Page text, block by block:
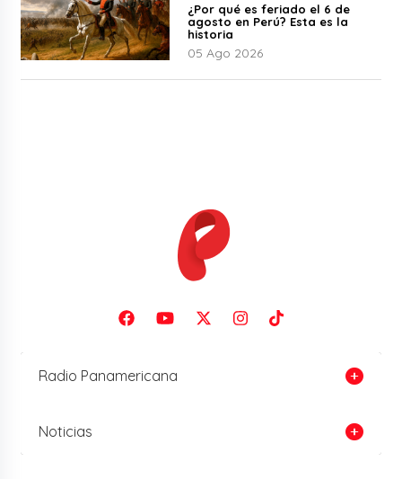
¿Por qué es feriado el 6 de
agosto en Perú? Esta es la
historia
05 Ago 2026
Radio Panamericana
Noticias